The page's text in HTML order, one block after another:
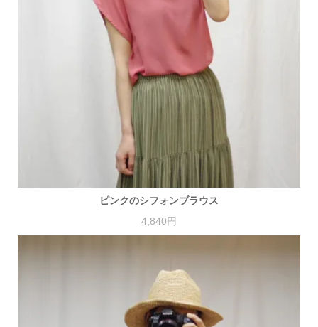
ピンクのシフォンブラウス
4,840円